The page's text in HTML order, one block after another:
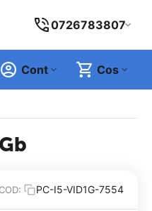
0726783807
Cos
Cont
COD: PC-I5-VID1G-7554